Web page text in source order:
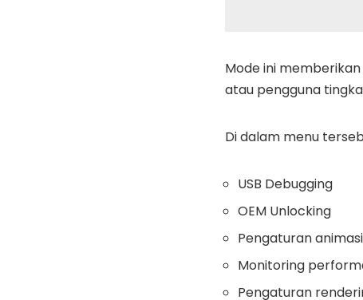
Mode ini
atau pengguna
Di dalam menu
USB Debugging
OEM Unlocking
Pengaturan animasi
Monitoring
Pengaturan